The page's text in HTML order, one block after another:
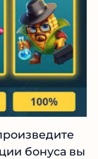
бонуса вы